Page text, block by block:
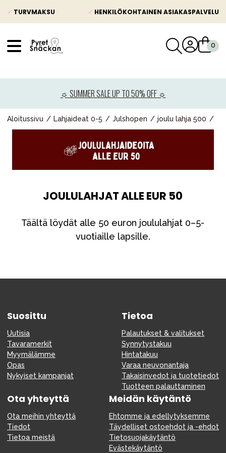
✓ TURVMAKSU ✓ HENKILÖKOHTAINEN ASIAKASPALVELU
☼ SUMMER SALE UP TO 50% OFF ☼
Aloitussivu Lahjaideat 0-5 Julshopen joulu lahja 500
JOULULAHJAT ALLE EUR 50
Täältä löydät alle 50 euron joululahjat 0–5-
vuotiaille lapsille.
Suosittu
Uutisia
Tavaramerkit
Myymälämme
Opas
Nykyiset kampanjat
Tietoa
Palautukset & valitukset
Synnytystakuu
Hintatakuu
Varaa neuvonantaja
Takaisinvedot ja tuotetiedot
Tuotteen palauttaminen
Ota yhteyttä
Ota meihin yhteyttä
Tiedot
Tietoa meistä
Meidän käytäntö
Ehtomme ja edellytyksemme
Täydelliset ostoehdot ja -ehdot
Tietosuojakäytäntö
Evästekäytäntö
Lastenvaunut
Lasten turvaistuimet
Vauvan paketti
Lapsi & vauva
Äiti & Isä
Tarvikkeet
Tavaramerkit
Aurinko ja uinti Outlet
Opas
Ota meihin yhteyttä osoitteessa
Myymälämme